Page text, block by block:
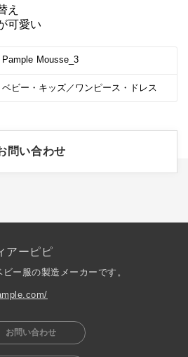
え
可愛い
Pample Mousse_3
ベビー・キッズ／ワンピース・ドレス
問い合わせ
アーピピ
ー服の製造メーカーです。
お問い合わせ